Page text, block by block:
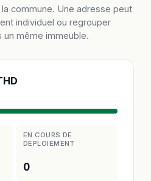
commune. Une adresse peut
individuel ou regrouper
un même immeuble.
EN COURS DE
DÉPLOIEMENT
0